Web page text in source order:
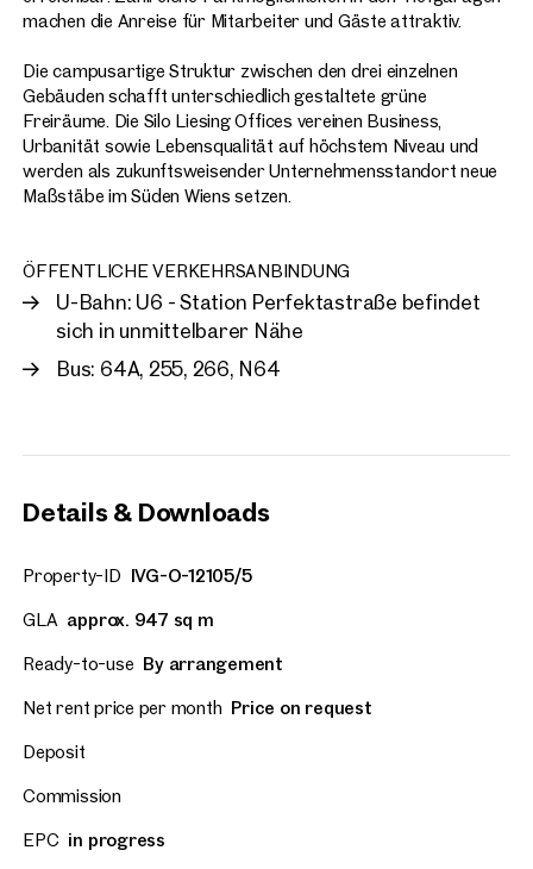
Paket für den modernen Büronutzer mit einem Herz für
machen die Anreise für Mitarbeiter und Gäste attraktiv.
Die campusartige Struktur zwischen den drei einzelnen
Gebäuden schafft unterschiedlich gestaltete grüne
Freiräume. Die Silo Liesing Offices vereinen Business,
Urbanität sowie Lebensqualität auf höchstem Niveau und
werden als zukunftsweisender Unternehmensstandort neue
Maßstäbe im Süden Wiens setzen.
ÖFFENTLICHE VERKEHRSANBINDUNG
U-Bahn: U6 - Station Perfektastraße befindet
sich in unmittelbarer Nähe
Bus: 64A, 255, 266, N64
Details & Downloads
Property-ID IVG-O-12105/5
GLA approx. 947 sq m
Ready-to-use By arrangement
Net rent price per month Price on request
Deposit
Commission
EPC in progress
Silo Next
approx. 474 sq m gross
Available By arrangement
Price on request